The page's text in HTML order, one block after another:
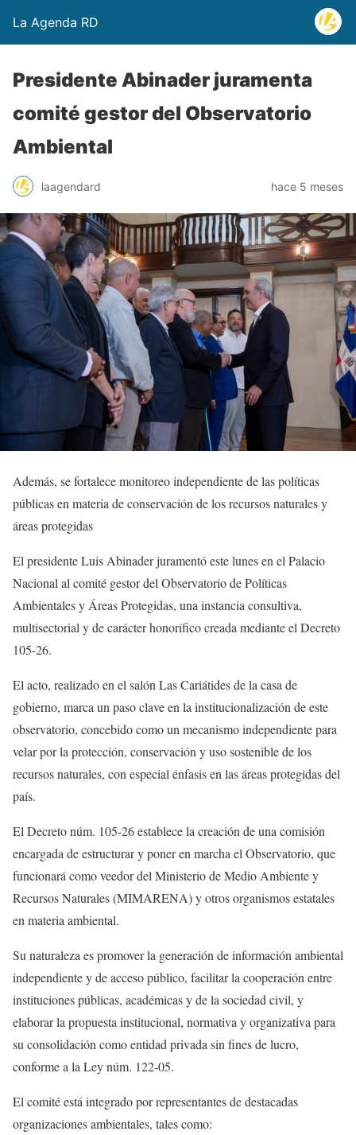
La Agenda RD
Presidente Abinader juramenta
comité gestor del Observatorio
Ambiental
laagendard hace 5 meses
Además, se fortalece monitoreo independiente de las políticas
públicas en materia de conservación de los recursos naturales y
áreas protegidas
El presidente Luis Abinader juramentó este lunes en el Palacio
Nacional al comité gestor del Observatorio de Políticas
Ambientales y Áreas Protegidas, una instancia consultiva,
multisectorial y de carácter honorífico creada mediante el Decreto
105-26.
El acto, realizado en el salón Las Cariátides de la casa de
gobierno, marca un paso clave en la institucionalización de este
observatorio, concebido como un mecanismo independiente para
velar por la protección, conservación y uso sostenible de los
recursos naturales, con especial énfasis en las áreas protegidas del
país.
El Decreto núm. 105-26 establece la creación de una comisión
encargada de estructurar y poner en marcha el Observatorio, que
funcionará como veedor del Ministerio de Medio Ambiente y
Recursos Naturales (MIMARENA) y otros organismos estatales
en materia ambiental.
Su naturaleza es promover la generación de información ambiental
independiente y de acceso público, facilitar la cooperación entre
instituciones públicas, académicas y de la sociedad civil, y
elaborar la propuesta institucional, normativa y organizativa para
su consolidación como entidad privada sin fines de lucro,
conforme a la Ley núm. 122-05.
El comité está integrado por representantes de destacadas
organizaciones ambientales, tales como: